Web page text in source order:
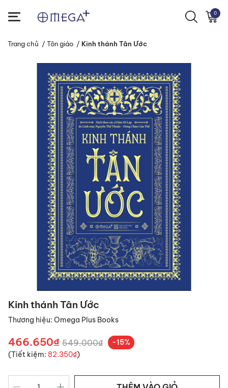
0
Trang chủ / Tôn giáo / Kinh thánh Tân Ước
Kinh thánh Tân Ước
Thương hiệu: Omega Plus Books
466.650₫ 549.000₫
-15%
(Tiết kiệm: 82.350₫)